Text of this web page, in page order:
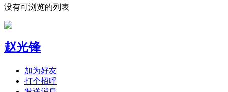
没有可浏览的列表
赵光锋
加为好友
打个招呼